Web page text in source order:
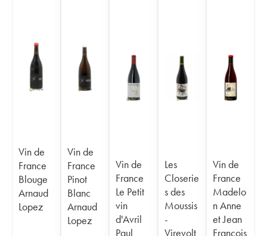
Vin de
France
Blouge
Arnaud
Lopez
Vin de
France
Pinot
Blanc
Arnaud
Lopez
Vin de
France
Le Petit
vin
d'Avril
Paul
Les
Closerie
s des
Moussis
-
Virevolt
Vin de
France
Madelo
n Anne
et Jean
François